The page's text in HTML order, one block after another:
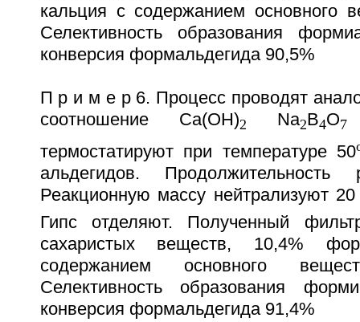
кальция с содержанием основного
Селективность образования
конверсия формальдегида 90,5%
П р и м е р 6. Процесс проводят
соотношение Ca(OH)2 Na2B4O7
термостатируют при температуре 50
альдегидов.
Реакционную массу нейтрализуют
Гипс отделяют. Полученный
сахаристых веществ, 10,4%
содержанием основного
Селективность образования
конверсия формальдегида 91,4%